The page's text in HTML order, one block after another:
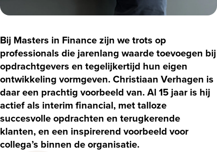
Bij Masters in Finance zijn we trots op
professionals die jarenlang waarde toevoegen bij
opdrachtgevers en tegelijkertijd hun eigen
ontwikkeling vormgeven. Christiaan Verhagen is
daar een prachtig voorbeeld van. Al 15 jaar is hij
actief als interim financial, met talloze
succesvolle opdrachten en terugkerende
klanten, en een inspirerend voorbeeld voor
collega’s binnen de organisatie.